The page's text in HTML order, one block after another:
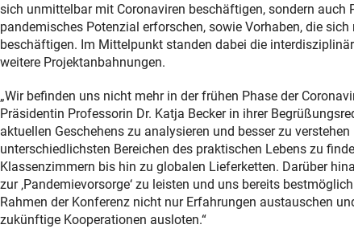
sich unmittelbar mit Coronaviren beschäftigen, sondern auch
pandemisches Potenzial erforschen, sowie Vorhaben, die
beschäftigen. Im Mittelpunkt standen dabei die
weitere Projektanbahnungen.
„Wir befinden uns nicht mehr in der frühen Phase der
Präsidentin Professorin Dr. Katja Becker in ihrer
aktuellen Geschehens zu analysieren und besser zu
unterschiedlichsten Bereichen des praktischen Lebens zu
Klassenzimmern bis hin zu globalen Lieferketten. Darüber
zur ‚Pandemievorsorge‘ zu leisten und uns bereits
Rahmen der Konferenz nicht nur Erfahrungen austauschen
zukünftige Kooperationen ausloten.“